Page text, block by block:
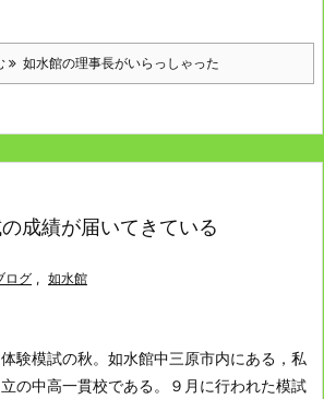
如水館の理事長がいらっしゃった
成績が届いてきている
ログ , 如水館
体験模試の秋。 如水館中三原市内にある，私
立の中高一貫校である。
９月に行われた模試